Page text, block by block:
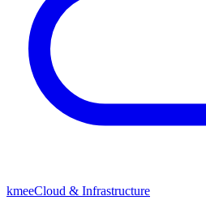
kmeeCloud & Infrastructure